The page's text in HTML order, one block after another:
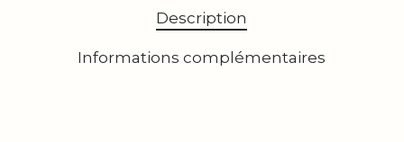
Description
Informations complémentaires